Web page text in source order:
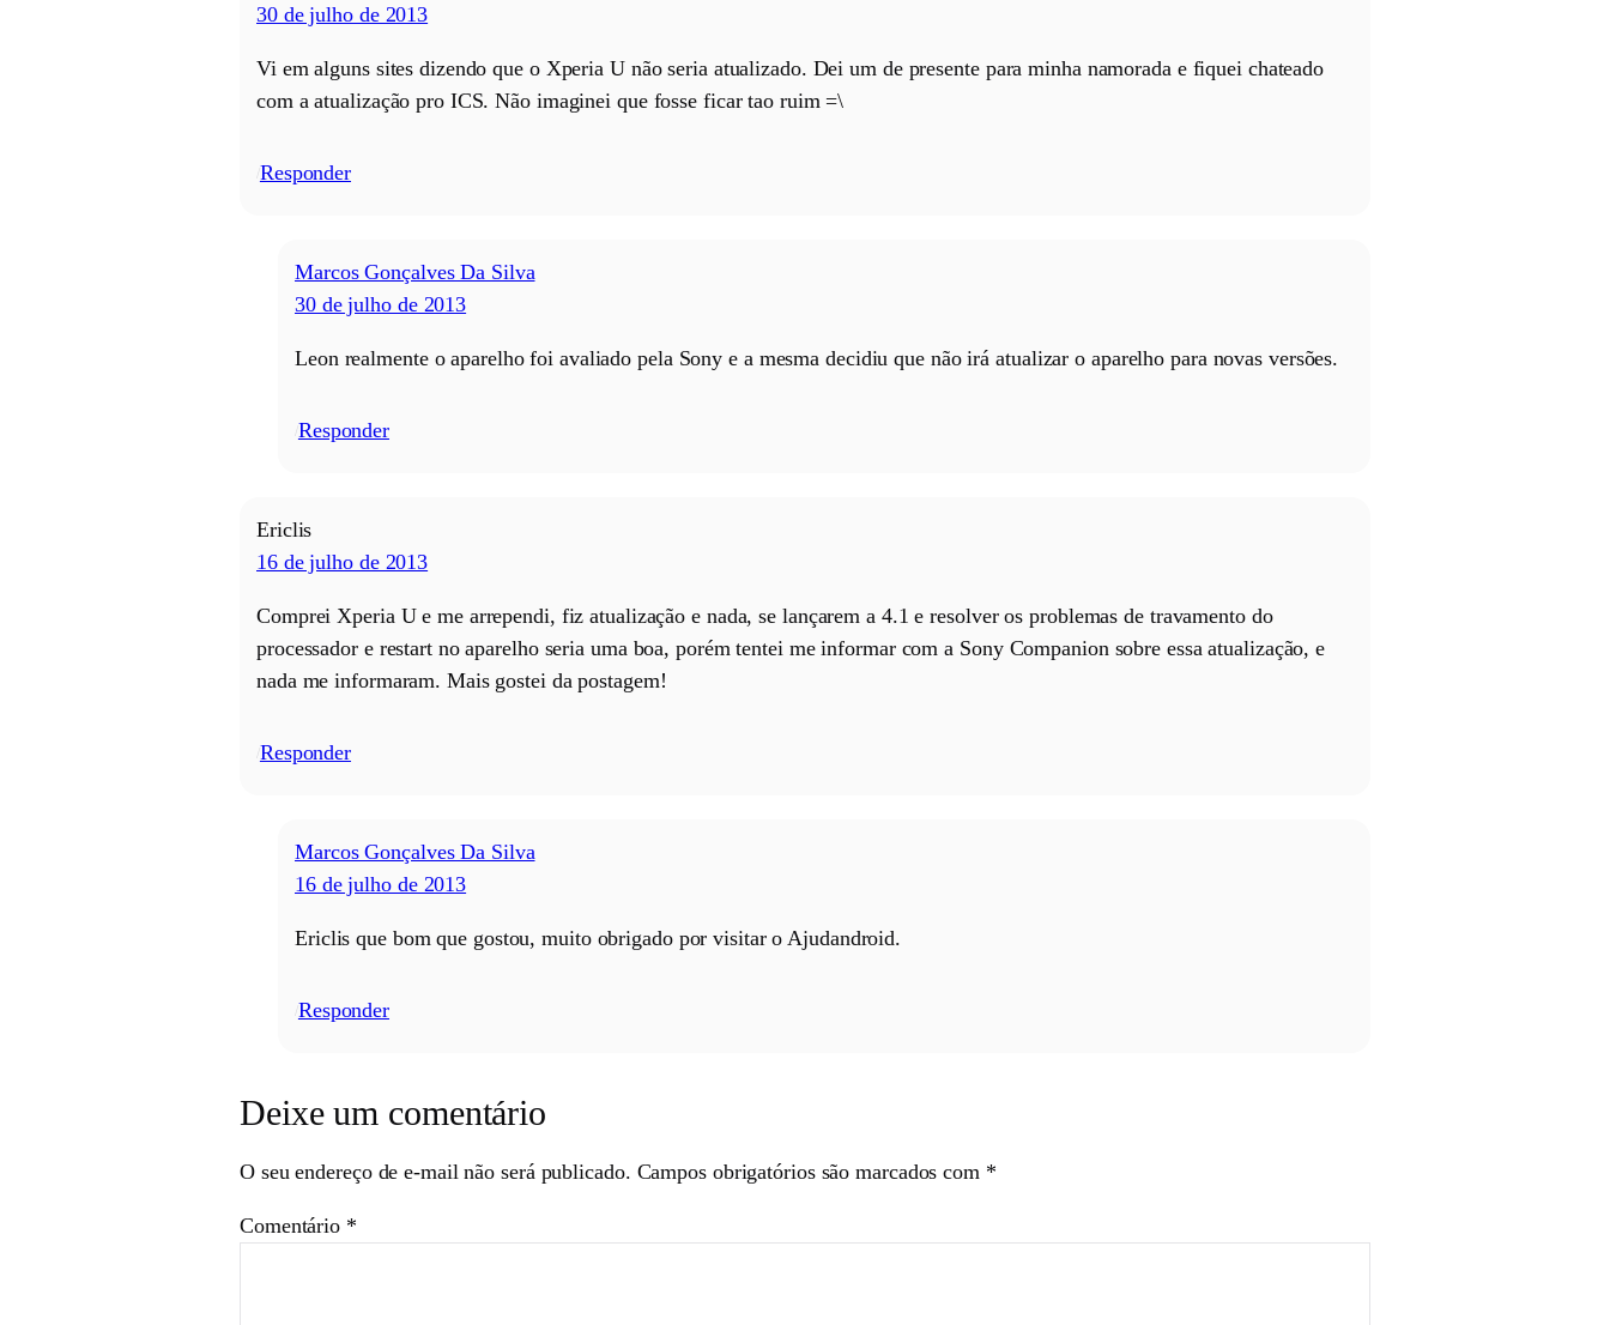
30 de julho de 2013
Vi em alguns sites dizendo que o Xperia U não seria atualizado. Dei um de presente para minha namorada e fiquei chateado
com a atualização pro ICS. Não imaginei que fosse ficar tao ruim =\
Responder
Marcos Gonçalves Da Silva
30 de julho de 2013
Leon realmente o aparelho foi avaliado pela Sony e a mesma decidiu que não irá atualizar o aparelho para novas versões.
Responder
Ericlis
16 de julho de 2013
Comprei Xperia U e me arrependi, fiz atualização e nada, se lançarem a 4.1 e resolver os problemas de travamento do
processador e restart no aparelho seria uma boa, porém tentei me informar com a Sony Companion sobre essa atualização, e
nada me informaram. Mais gostei da postagem!
Responder
Marcos Gonçalves Da Silva
16 de julho de 2013
Ericlis que bom que gostou, muito obrigado por visitar o Ajudandroid.
Responder
Deixe um comentário
O seu endereço de e-mail não será publicado. Campos obrigatórios são marcados com *
Comentário *